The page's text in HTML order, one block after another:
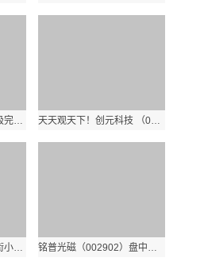
西北空管局技保中心积极完善技术主任席位监控手段 天天观天下！创元科技 （000551）：6月20日该股突破长期盘整
【当前热闻】北京：小街小巷变化大 铭普光磁（002902）盘中异动 股价振幅达9.39% 跌7.65% 报32.96元（06-20）|环球今日讯